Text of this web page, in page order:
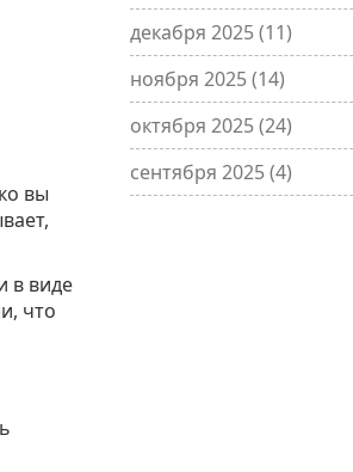
вы
в виде
что
декабря 2025(11)
ноября 2025(14)
октября 2025(24)
сентября 2025(4)